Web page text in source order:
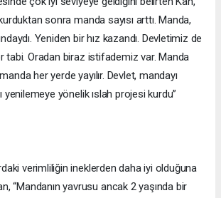
sonra manda sayısı arttı. Manda,
Yeniden bir hız kazandı. Devletimiz de
tabi. Oradan biraz istifademiz var. Manda
her yerde yayılır. Devlet, mandayı
yenilemeye yönelik ıslah projesi kurdu”
verimliliğin ineklerden daha iyi olduğuna
“Mandanın yavrusu ancak 2 yaşında bir